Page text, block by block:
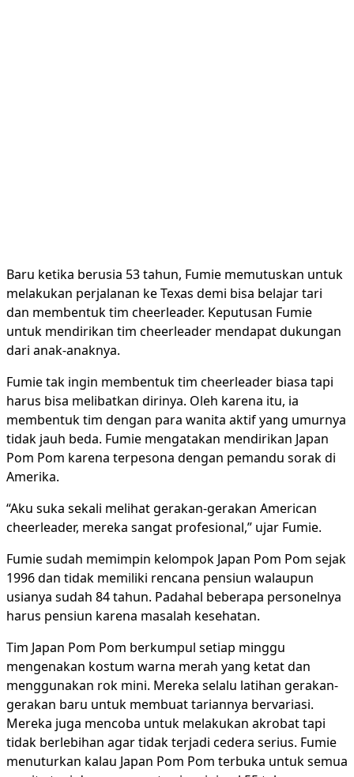
Baru ketika berusia 53 tahun, Fumie memutuskan untuk
melakukan perjalanan ke Texas demi bisa belajar tari
dan membentuk tim cheerleader. Keputusan Fumie
untuk mendirikan tim cheerleader mendapat dukungan
dari anak-anaknya.
Fumie tak ingin membentuk tim cheerleader biasa tapi
harus bisa melibatkan dirinya. Oleh karena itu, ia
membentuk tim dengan para wanita aktif yang umurnya
tidak jauh beda. Fumie mengatakan mendirikan Japan
Pom Pom karena terpesona dengan pemandu sorak di
Amerika.
“Aku suka sekali melihat gerakan-gerakan American
cheerleader, mereka sangat profesional,” ujar Fumie.
Fumie sudah memimpin kelompok Japan Pom Pom sejak
1996 dan tidak memiliki rencana pensiun walaupun
usianya sudah 84 tahun. Padahal beberapa personelnya
harus pensiun karena masalah kesehatan.
Tim Japan Pom Pom berkumpul setiap minggu
mengenakan kostum warna merah yang ketat dan
menggunakan rok mini. Mereka selalu latihan gerakan-
gerakan baru untuk membuat tariannya bervariasi.
Mereka juga mencoba untuk melakukan akrobat tapi
tidak berlebihan agar tidak terjadi cedera serius. Fumie
menuturkan kalau Japan Pom Pom terbuka untuk semua